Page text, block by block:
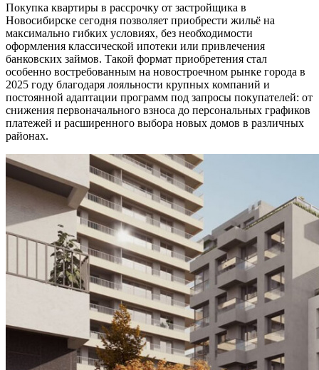
Покупка квартиры в рассрочку от застройщика в
Новосибирске сегодня позволяет приобрести жильё на
максимально гибких условиях, без необходимости
оформления классической ипотеки или привлечения
банковских займов. Такой формат приобретения стал
особенно востребованным на новостроечном рынке города в
2025 году благодаря лояльности крупных компаний и
постоянной адаптации программ под запросы покупателей: от
снижения первоначального взноса до персональных графиков
платежей и расширенного выбора новых домов в различных
районах.